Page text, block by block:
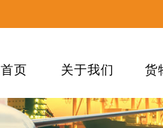
首页 关于我们 货